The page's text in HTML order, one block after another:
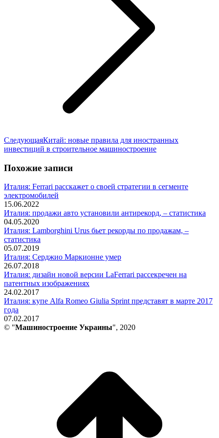
СледующаяСледующая
запись:
Китай: новые правила для иностранных
инвестиций в строительное машиностроение
Похожие записи
Италия: Ferrari расскажет о своей стратегии в сегменте
электромобилей
15.06.2022
Италия: продажи авто установили антирекорд, – статистика
04.05.2020
Италия: Lamborghini Urus бьет рекорды по продажам, –
статистика
05.07.2019
Италия: Серджио Маркионне умер
26.07.2018
Италия: дизайн новой версии LaFerrari рассекречен на
патентных изображениях
24.02.2017
Италия: купе Alfa Romeo Giulia Sprint представят в марте 2017
года
07.02.2017
© "Машиностроение Украины", 2020